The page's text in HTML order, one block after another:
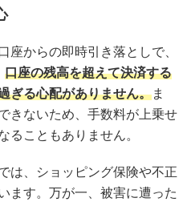
座からの即時引き落としで、
口座の残高を超えて決済する
ぎる心配がありません。ま
きないため、手数料が上乗せ
ることもありません。
は、ショッピング保険や不正
ます。万が一、被害に遭った